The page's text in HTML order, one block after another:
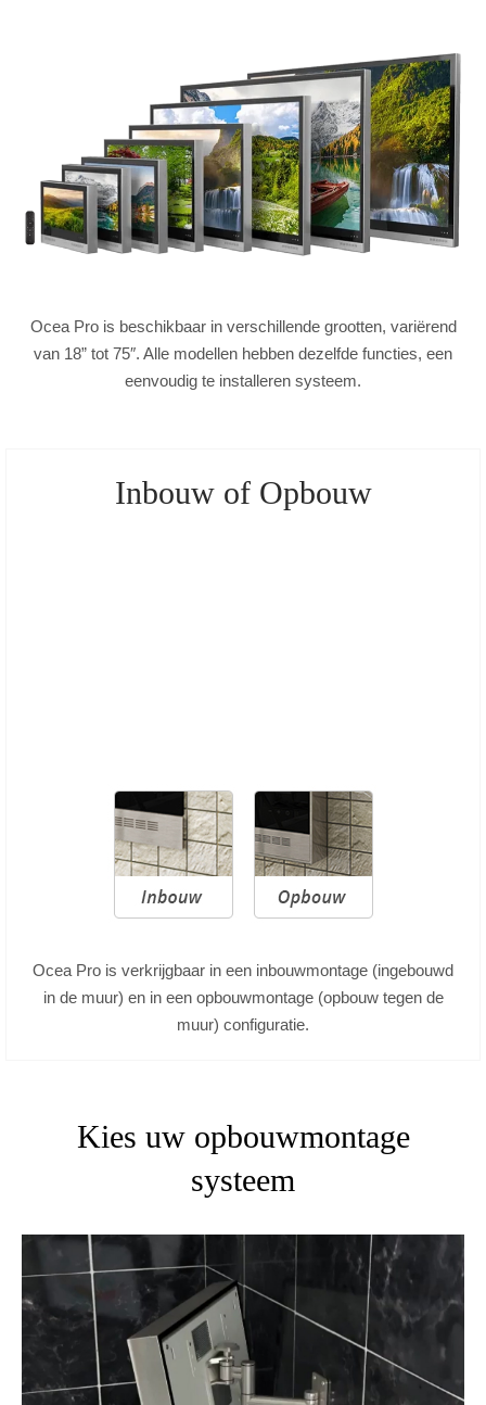
Ocea Pro is beschikbaar in verschillende grootten, variërend
van 18” tot 75″. Alle modellen hebben dezelfde functies, een
eenvoudig te installeren systeem.
Inbouw of Opbouw
Ocea Pro is verkrijgbaar in een inbouwmontage (ingebouwd
in de muur) en in een opbouwmontage (opbouw tegen de
muur) configuratie.
Kies uw opbouwmontage
systeem